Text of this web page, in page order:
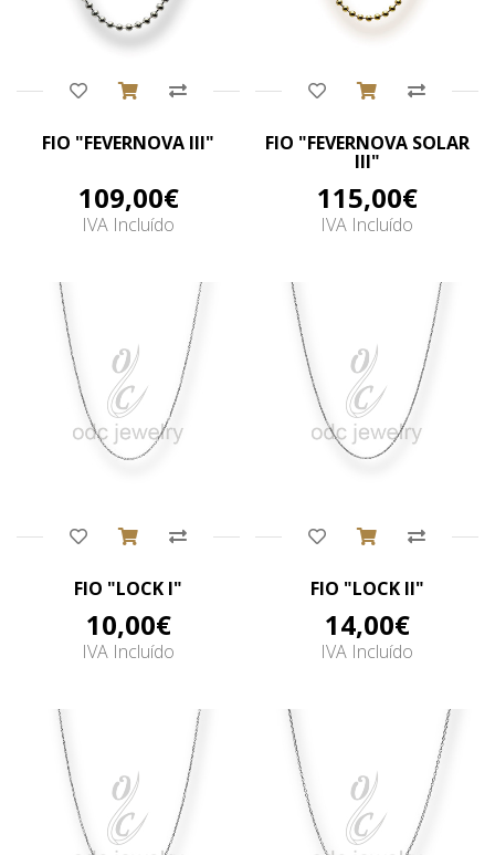
FIO "FEVERNOVA III"
109,00€
IVA Incluído
FIO "FEVERNOVA SOLAR
III"
115,00€
IVA Incluído
FIO "LOCK I"
10,00€
IVA Incluído
FIO "LOCK II"
14,00€
IVA Incluído